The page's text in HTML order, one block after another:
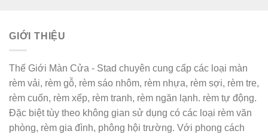
GIỚI THIỆU
Thế Giới Màn Cửa - Stad chuyên cung cấp các loại màn
rèm vải, rèm gỗ, rèm sáo nhôm, rèm nhựa, rèm sợi, rèm tre,
rèm cuốn, rèm xếp, rèm tranh, rèm ngăn lạnh. rèm tự động.
Đặc biệt tùy theo không gian sử dụng có các loại rèm văn
phòng, rèm gia đình, phông hội trường. Với phong cách